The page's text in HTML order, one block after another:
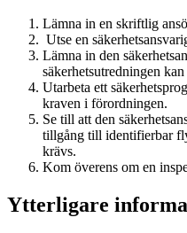
Lämna in en skriftlig
Utse en
Lämna in den
säkerhetsutredningen
Utarbeta ett
kraven i förordningen.
Se till att den
tillgång till identifierbar
krävs.
Kom överens om en
Ytterligare